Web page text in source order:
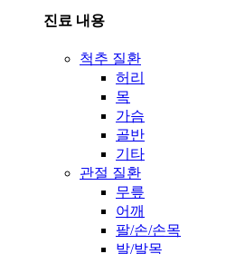
진료 내용
척추 질환
허리
목
가슴
골반
기타
관절 질환
무릎
어깨
팔/손/손목
발/발목